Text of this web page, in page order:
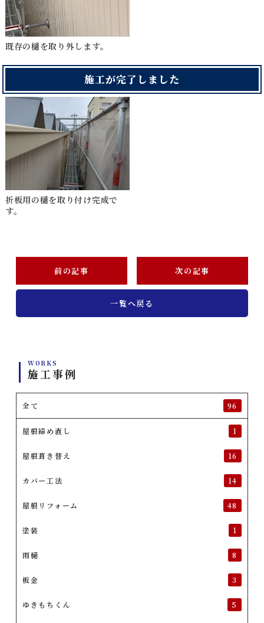
既存の樋を取り外します。
施工が完了しました
折板用の樋を取り付け完成で
す。
前の記事 次の記事
一覧へ戻る
WORKS
施工事例
全て 96
屋根締め直し 1
屋根葺き替え 16
カバー工法 14
屋根リフォーム 48
塗装 1
雨樋 8
板金 3
ゆきもちくん 5